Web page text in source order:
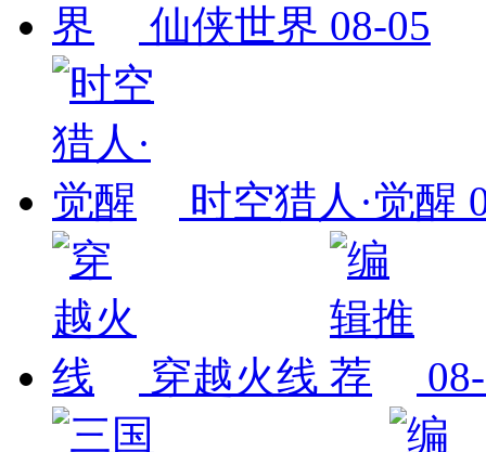
仙侠世界 08-05
时空猎人·觉醒
穿越火线